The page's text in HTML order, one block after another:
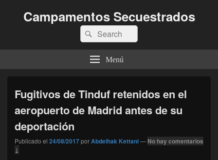
Campamentos Secuestrados
Buscar
por:
Buscar
Menú
Fugitivos de Tinduf retenidos en el
aeropuerto de Madrid antes de su
deportación
Publicado el 24/08/2017porAbdelhak Kettani— No hay comentarios
↓